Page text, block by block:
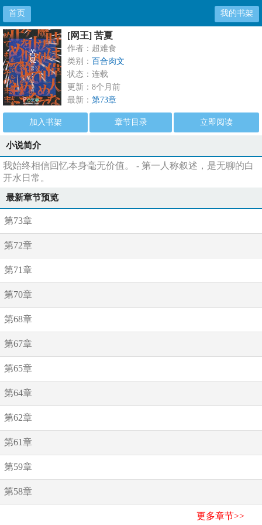
首页 我的书架
[网王] 苦夏
作者：超难食
类别： 百合肉文
状态：连载
更新：8个月前
最新： 第73章
加入书架 章节目录 立即阅读
小说简介
我始终相信回忆本身毫无价值。 - 第一人称叙述，是无聊的白
开水日常。
最新章节预览
第73章
第72章
第71章
第70章
第68章
第67章
第65章
第64章
第62章
第61章
第59章
第58章
更多章节>>